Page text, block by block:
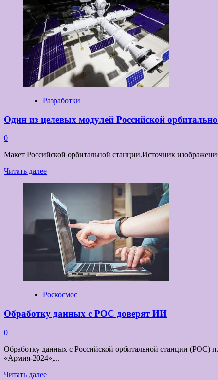
Разработки
Один из целевых модулей Российской
0
Макет Российской орбитальной станции.Источник
Читать далееПрочитать
Один
из
целевых
модулей
Российской
орбитальной
станции
может
стать
свободнолетающим
Роскосмос
Обработку данных с РОС доверят ИИ
0
Обработку данных с Российской орбитальной станции (РОС)
«Армия-2024»,...
Читать далееПрочитать